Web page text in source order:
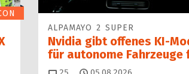
ALPAMAYO 2 SUPER
Nvidia gibt offenes KI-
für autonome Fahrzeuge